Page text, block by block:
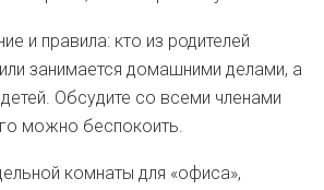
и правила: кто из родителей
занимается домашними делами, а
Обсудите со всеми членами
можно беспокоить.
комнаты для «офиса»,